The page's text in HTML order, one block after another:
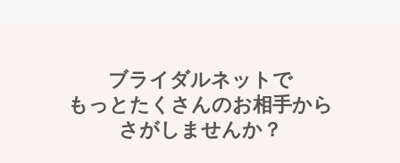
ブライダルネットで
もっとたくさんのお相手から
さがしませんか？